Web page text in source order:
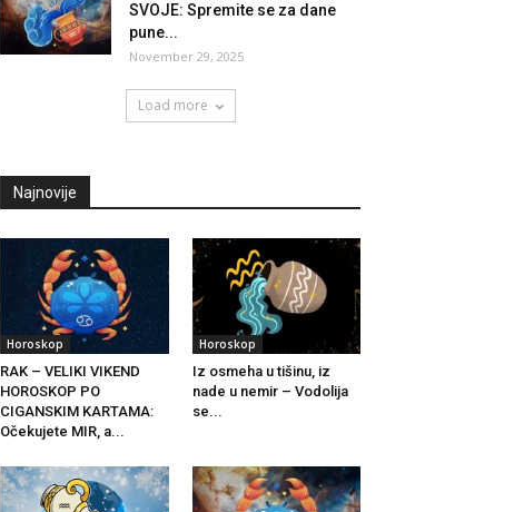
SVOJE: Spremite se za dane
pune...
November 29, 2025
Load more
Najnovije
Horoskop
RAK – VELIKI VIKEND
HOROSKOP PO
CIGANSKIM KARTAMA:
Očekujete MIR, a...
Horoskop
Iz osmeha u tišinu, iz
nade u nemir – Vodolija
se...